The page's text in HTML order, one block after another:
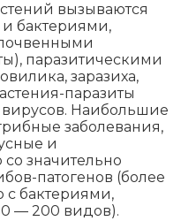
вызываются
бактериями,
паразитическими
заразиха,
паразиты
Наибольшие
заболевания,
и
со значительно
патогенов (более
с бактериями,
— 200 видов).